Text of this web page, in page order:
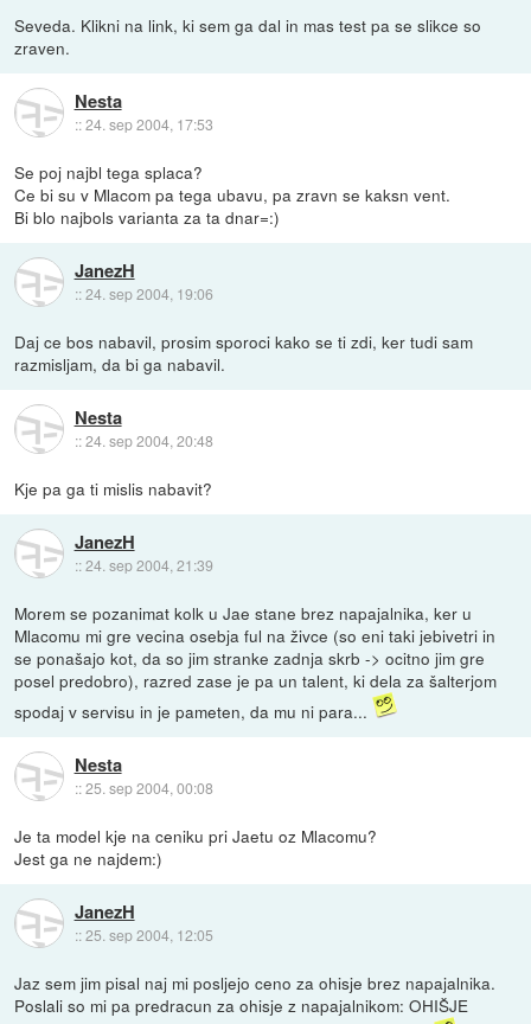
Seveda. Klikni na link, ki sem ga dal in mas test pa se slikce so
zraven.
Nesta
::24. sep 2004, 17:53
Se poj najbl tega splaca?
Ce bi su v Mlacom pa tega ubavu, pa zravn se kaksn vent.
Bi blo najbols varianta za ta dnar=:)
JanezH
::24. sep 2004, 19:06
Daj ce bos nabavil, prosim sporoci kako se ti zdi, ker tudi sam
razmisljam, da bi ga nabavil.
Nesta
::24. sep 2004, 20:48
Kje pa ga ti mislis nabavit?
JanezH
::24. sep 2004, 21:39
Morem se pozanimat kolk u Jae stane brez napajalnika, ker u
Mlacomu mi gre vecina osebja ful na živce (so eni taki jebivetri in
se ponašajo kot, da so jim stranke zadnja skrb -> ocitno jim gre
posel predobro), razred zase je pa un talent, ki dela za šalterjom
spodaj v servisu in je pameten, da mu ni para...
Nesta
::25. sep 2004, 00:08
Je ta model kje na ceniku pri Jaetu oz Mlacomu?
Jest ga ne najdem:)
JanezH
::25. sep 2004, 12:05
Jaz sem jim pisal naj mi posljejo ceno za ohisje brez napajalnika.
Poslali so mi pa predracun za ohisje z napajalnikom: OHIŠJE